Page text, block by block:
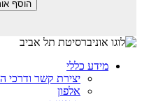
מידע כללי
יצירת קשר ודרכי
אלפון